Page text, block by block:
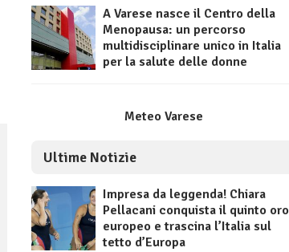
A Varese nasce il Centro della
Menopausa: un percorso
multidisciplinare unico in Italia
per la salute delle donne
Meteo Varese
Ultime Notizie
Impresa da leggenda! Chiara
Pellacani conquista il quinto oro
europeo e trascina l’Italia sul
tetto d’Europa